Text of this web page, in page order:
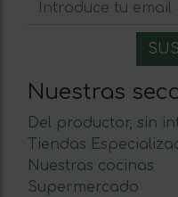
Nuestras
Del productor, sin
Tiendas
Nuestras cocinas
Supermercado